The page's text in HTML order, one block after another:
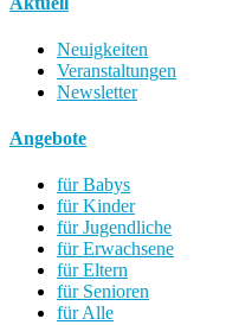
Neuigkeiten
Veranstaltungen
Newsletter
Angebote
für Babys
für Kinder
für Jugendliche
für Erwachsene
für Eltern
für Senioren
für Alle